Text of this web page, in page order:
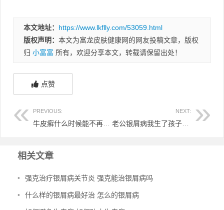
本文地址： https://www.lkflly.com/53059.html
版权声明： 本文为富龙皮肤健康网的网友投稿文章，版权
归 小富富 所有，欢迎分享本文，转载请保留出处！
点赞
PREVIOUS: NEXT:
老公银屑病我生了孩子 老公有银屑病
相关文章
• 强克治疗银屑病关节炎 强克能治银屑病吗
• 什么样的银屑病最好治 怎么的银屑病